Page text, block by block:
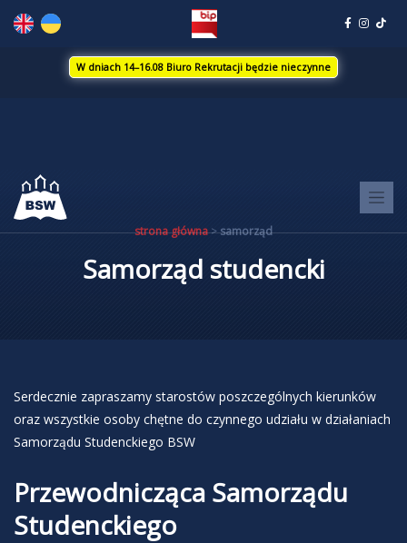
W dniach 14–16.08 Biuro Rekrutacji będzie nieczynne
strona główna>samorząd
Samorząd studencki
Serdecznie zapraszamy starostów poszczególnych kierunków
oraz wszystkie osoby chętne do czynnego udziału w działaniach
Samorządu Studenckiego BSW
Przewodnicząca Samorządu
Studenckiego